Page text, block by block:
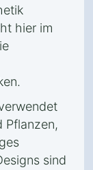
hier im
Pflanzen,
sind